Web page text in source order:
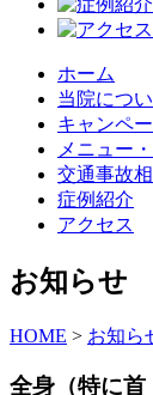
ホーム
当院につ
キャンペ
メニュー
交通事故
症例紹介
アクセス
お知らせ
HOME > お知ら
全身（特に首